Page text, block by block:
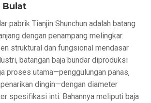
Bulat
pabrik Tianjin Shunchun adalah batang
dengan penampang melingkar.
struktural dan fungsional mendasar
batangan baja bundar diproduksi
proses utama—penggulungan panas,
dingin—dengan diameter
spesifikasi inti. Bahannya meliputi baja